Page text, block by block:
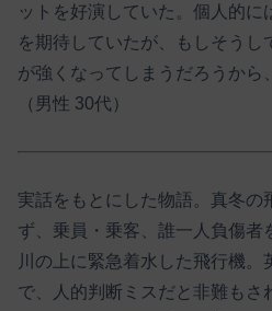
ットを好演していた。個人的に
を期待していたが、もしそうし
が強くなってしまうだろうから
（男性 30代）
実話をもとにした物語。真冬の
ず、乗員・乗客、誰一人負傷者
川の上に緊急着水した飛行機
で、人的判断ミスだと非難もさ